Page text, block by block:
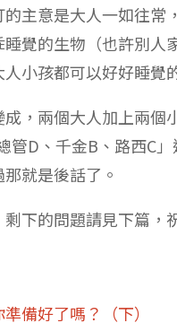
主意是大人一如往
覺的生物（也許別
小孩都可以好好睡覺
，兩個大人加上兩
管D、千金B、路西C
就是後話了。
下的問題請見下篇，
備好了嗎？（下）